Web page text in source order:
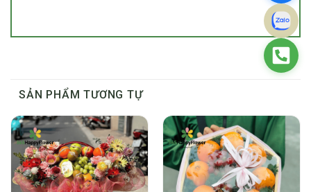
SẢN PHẨM TƯƠNG TỰ